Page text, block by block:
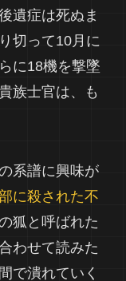
遺症は死ぬま
切って10月に
に18機を撃墜
族士官は、も
系譜に興味が
に殺された不
狐と呼ばれた
わせて読みた
で潰れていく